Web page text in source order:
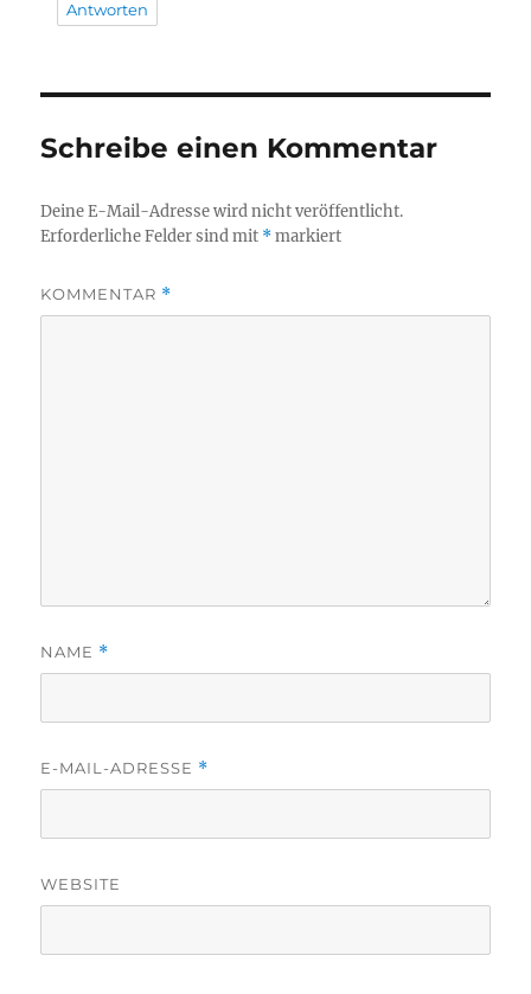
Antworten
Schreibe einen Kommentar
Deine E-Mail-Adresse wird nicht veröffentlicht.
Erforderliche Felder sind mit *markiert
KOMMENTAR *
NAME *
E-MAIL-ADRESSE *
WEBSITE